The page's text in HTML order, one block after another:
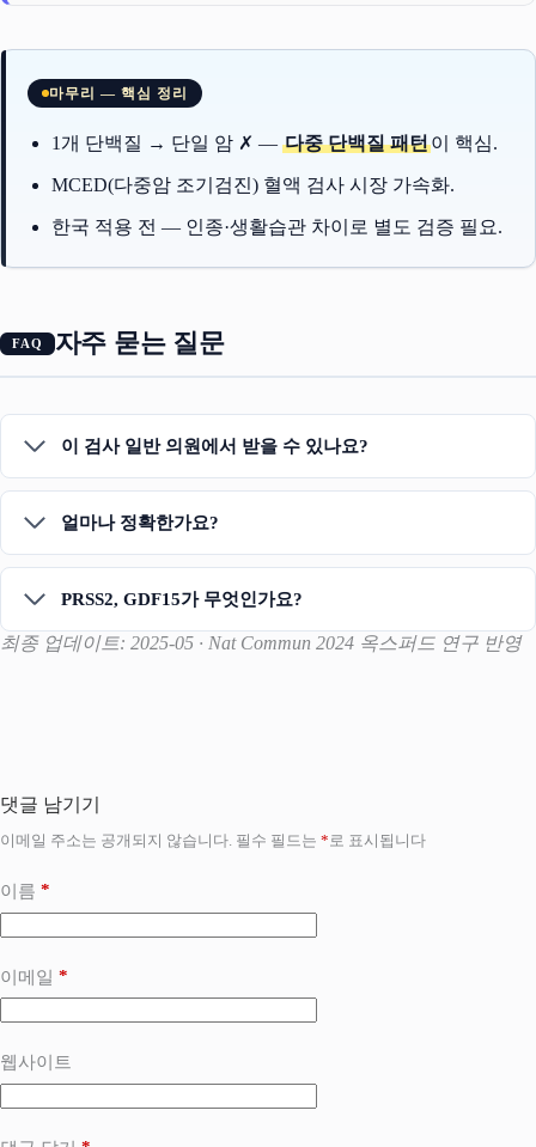
마무리 — 핵심 정리
1개 단백질 → 단일 암 ✗ — 다중 단백질 패턴이 핵심.
MCED(다중암 조기검진) 혈액 검사 시장 가속화.
한국 적용 전 — 인종·생활습관 차이로 별도 검증 필요.
자주 묻는 질문
이 검사 일반 의원에서 받을 수 있나요?
얼마나 정확한가요?
PRSS2, GDF15가 무엇인가요?
최종 업데이트: 2025-05 · Nat Commun 2024 옥스퍼드 연구 반영
댓글 남기기
이메일 주소는 공개되지 않습니다. 필수 필드는 *로 표시됩니다
이름 *
이메일 *
웹사이트